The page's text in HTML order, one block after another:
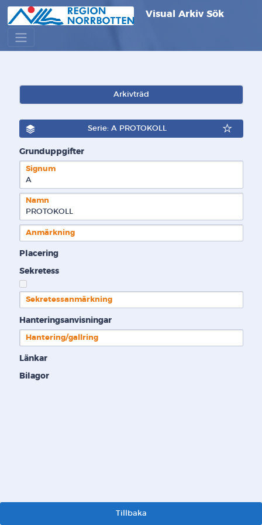
Visual Arkiv Sök
Arkivträd
Serie: A PROTOKOLL
Grunduppgifter
Signum
A
Namn
PROTOKOLL
Anmärkning
Placering
Sekretess
Sekretessanmärkning
Hanteringsanvisningar
Hantering/gallring
Länkar
Bilagor
Tillbaka